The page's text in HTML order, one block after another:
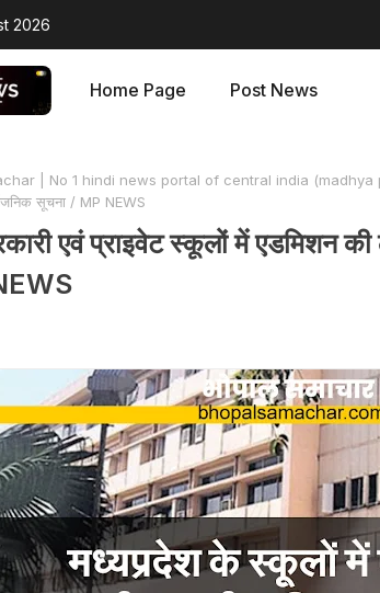
2026
Home Page Post News
| No 1 hindi news portal of central india (madhya
सूचना / MP NEWS
एवं प्राइवेट स्कूलों में एडमिशन